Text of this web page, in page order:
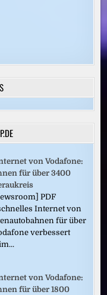
von Vodafone:
für über 3400
PDF
Internet von
für über
verbessert
von Vodafone:
für über 1800